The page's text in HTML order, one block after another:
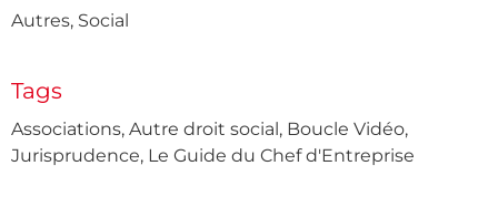
Autres, Social
Tags
Associations, Autre droit social , Boucle Vidéo,
Jurisprudence, Le Guide du Chef d'Entreprise